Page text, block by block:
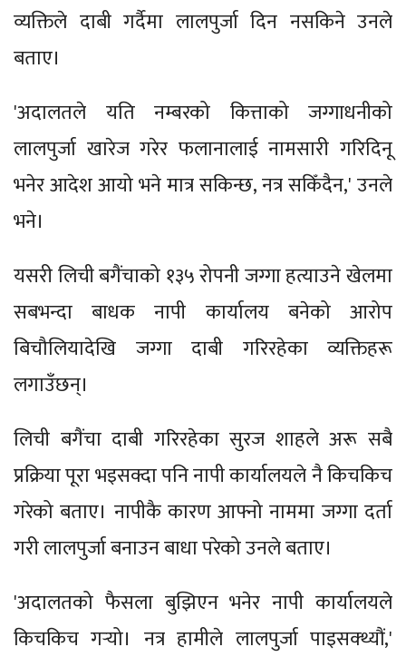
व्यक्तिले दाबी गर्दैमा लालपुर्जा दिन नसकिने उनले
बताए।
'अदालतले यति नम्बरको कित्ताको जग्गाधनीको
लालपुर्जा खारेज गरेर फलानालाई नामसारी गरिदिनू
भनेर आदेश आयो भने मात्र सकिन्छ, नत्र सकिँदैन,' उनले
भने।
यसरी लिची बगैंचाको १३५ रोपनी जग्गा हत्याउने खेलमा
सबभन्दा बाधक नापी कार्यालय बनेको आरोप
बिचौलियादेखि जग्गा दाबी गरिरहेका व्यक्तिहरू
लगाउँछन्।
लिची बगैंचा दाबी गरिरहेका सुरज शाहले अरू सबै
प्रक्रिया पूरा भइसक्दा पनि नापी कार्यालयले नै किचकिच
गरेको बताए। नापीकै कारण आफ्नो नाममा जग्गा दर्ता
गरी लालपुर्जा बनाउन बाधा परेको उनले बताए।
'अदालतको फैसला बुझिएन भनेर नापी कार्यालयले
किचकिच गर्‍यो। नत्र हामीले लालपुर्जा पाइसक्थ्यौं,'